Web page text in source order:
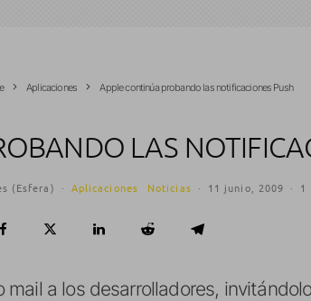
Aplicaciones Apple continúa probando las notificaciones Push
LAS
(Esfera) · Aplicaciones Noticias · 11 junio, 2009 · 1
a los desarrolladores,